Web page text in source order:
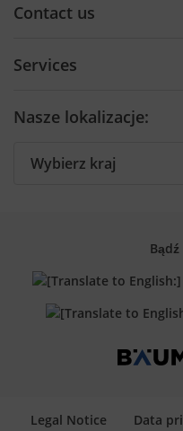
Software
Contact us
Contact form
Services
Spare parts
Nasze lokalizacje:
Legal Notice Data